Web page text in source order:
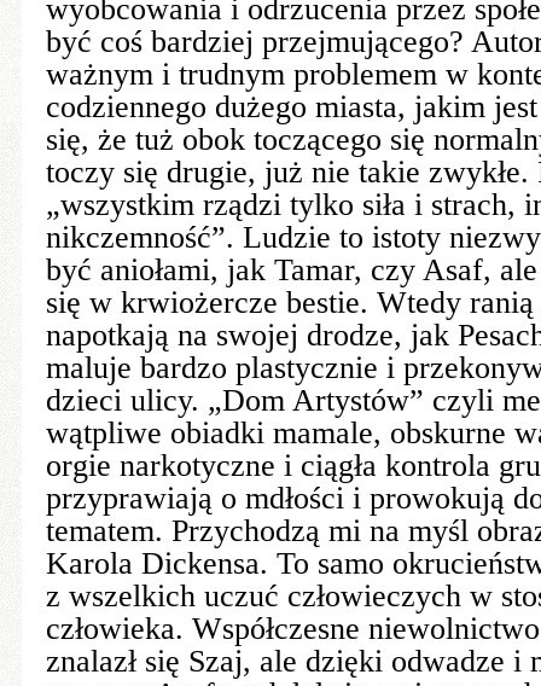
wyobcowania i odrzucenia przez
być coś bardziej przejmującego?
ważnym i trudnym problemem w
codziennego dużego miasta, jakim
się, że tuż obok toczącego się
toczy się drugie, już nie takie
„wszystkim rządzi tylko siła i strach,
nikczemność”. Ludzie to istoty
być aniołami, jak Tamar, czy Asaf,
się w krwiożercze bestie. Wtedy
napotkają na swojej drodze, jak
maluje bardzo plastycznie i
dzieci ulicy. „Dom Artystów” czyli
wątpliwe obiadki mamale, obskurne
orgie narkotyczne i ciągła kontrola
przyprawiają o mdłości i prowokują
tematem. Przychodzą mi na myśl
Karola Dickensa. To samo
z wszelkich uczuć człowieczych w
człowieka. Współczesne
znalazł się Szaj, ale dzięki odwadze i